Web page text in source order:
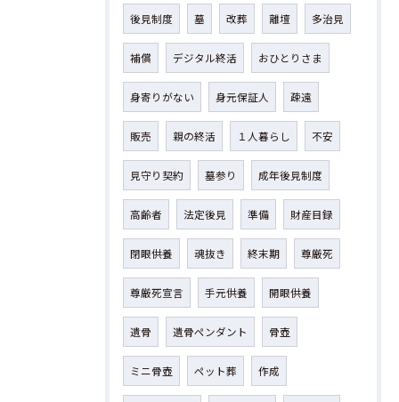
後見制度 墓 改葬 離壇 多治見
補償 デジタル終活 おひとりさま
身寄りがない 身元保証人 疎遠
販売 親の終活 １人暮らし 不安
見守り契約 墓参り 成年後見制度
高齢者 法定後見 準備 財産目録
閉眼供養 魂抜き 終末期 尊厳死
尊厳死宣言 手元供養 開眼供養
遺骨 遺骨ペンダント 骨壺
ミニ骨壺 ペット葬 作成